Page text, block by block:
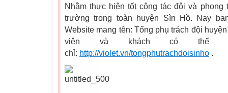
Nhằm thực hiện tốt công tác đội và
trường trong toàn huyện Sìn Hồ. Nay
Website mang tên: Tổng phụ trách đội
viên và khách có thể
chỉ: http://violet.vn/tongphutrachdoisinho .